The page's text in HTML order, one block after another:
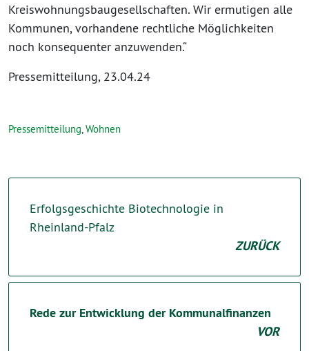
Kreiswohnungsbaugesellschaften. Wir ermutigen alle
Kommunen, vorhandene rechtliche Möglichkeiten
noch konsequenter anzuwenden.“
Pressemitteilung, 23.04.24
Pressemitteilung,Wohnen
Erfolgsgeschichte Biotechnologie in
Rheinland-Pfalz
ZURÜCK
Rede zur Entwicklung der Kommunalfinanzen
VOR